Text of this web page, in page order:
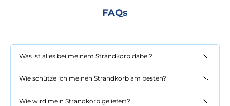
FAQs
Was ist alles bei meinem Strandkorb dabei?
Wie schütze ich meinen Strandkorb am besten?
Wie wird mein Strandkorb geliefert?